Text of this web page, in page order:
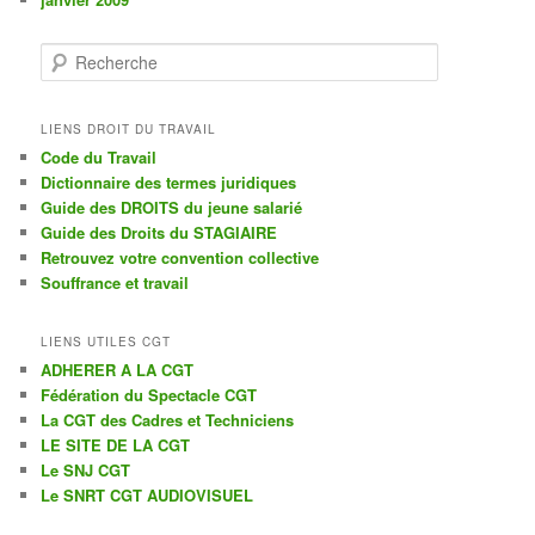
e
h
r
c
h
e
LIENS DROIT DU TRAVAIL
Code du Travail
Dictionnaire des termes juridiques
Guide des DROITS du jeune salarié
Guide des Droits du STAGIAIRE
Retrouvez votre convention collective
Souffrance et travail
LIENS UTILES CGT
ADHERER A LA CGT
Fédération du Spectacle CGT
La CGT des Cadres et Techniciens
LE SITE DE LA CGT
Le SNJ CGT
Le SNRT CGT AUDIOVISUEL